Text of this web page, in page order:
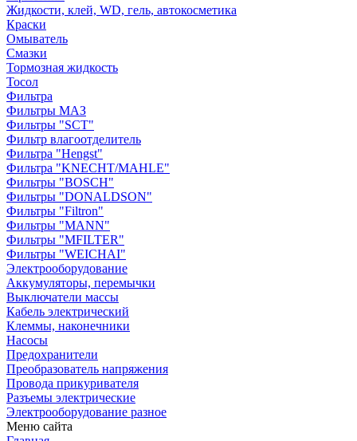
Жидкости, клей, WD, гель, автокосметика
Краски
Омыватель
Смазки
Тормозная жидкость
Тосол
Фильтра
Фильтры МАЗ
Фильтры "SCT"
Фильтр влагоотделитель
Фильтра "Hengst"
Фильтра "KNECHT/MAHLE"
Фильтры "BOSCH"
Фильтры "DONALDSON"
Фильтры "Filtron"
Фильтры "MANN"
Фильтры "MFILTER"
Фильтры "WEICHAI"
Электрооборудование
Аккумуляторы, перемычки
Выключатели массы
Кабель электрический
Клеммы, наконечники
Насосы
Предохранители
Преобразователь напряжения
Провода прикуривателя
Разъемы электрические
Электрооборудование разное
Меню сайта